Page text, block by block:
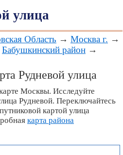
улица
Область → Москва г. →
Бабушкинский район →
Рудневой улица
Москвы. Исследуйте
Рудневой. Переключайтесь
картой улица
карта района